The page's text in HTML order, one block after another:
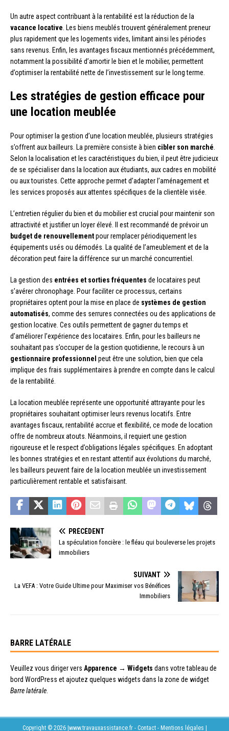
Un autre aspect contribuant à la rentabilité est la réduction de la
vacance locative . Les biens meublés trouvent généralement preneur
plus rapidement que les logements vides, limitant ainsi les périodes
sans revenus. Enfin, les avantages fiscaux mentionnés précédemment,
notamment la possibilité d’amortir le bien et le mobilier, permettent
d’optimiser la rentabilité nette de l’investissement sur le long terme.
Les stratégies de gestion efficace pour
une location meublée
Pour optimiser la gestion d’une location meublée, plusieurs stratégies
s’offrent aux bailleurs. La première consiste à bien cibler son marché
Selon la localisation et les caractéristiques du bien, il peut être judicieux
de se spécialiser dans la location aux étudiants, aux cadres en mobilité
ou aux touristes. Cette approche permet d’adapter l’aménagement et
les services proposés aux attentes spécifiques de la clientèle visée.
L’entretien régulier du bien et du mobilier est crucial pour maintenir son
attractivité et justifier un loyer élevé. Il est recommandé de prévoir un
budget de renouvellementpour remplacer périodiquement les
équipements usés ou démodés. La qualité de l’ameublement et de la
décoration peut faire la différence sur un marché concurrentiel.
La gestion des entrées et sorties fréquentes de locataires peut
s’avérer chronophage. Pour faciliter ce processus, certains
propriétaires optent pour la mise en place de systèmes de gestion
automatisés, comme des serrures connectées ou des applications de
gestion locative. Ces outils permettent de gagner du temps et
d’améliorer l’expérience des locataires. Enfin, pour les bailleurs ne
souhaitant pas s’occuper de la gestion quotidienne, le recours à un
gestionnaire professionnel peut être une solution, bien que cela
implique des frais supplémentaires à prendre en compte dans le calcul
de la rentabilité.
La location meublée représente une opportunité attrayante pour les
propriétaires souhaitant optimiser leurs revenus locatifs. Entre
avantages fiscaux, rentabilité accrue et flexibilité, ce mode de location
offre de nombreux atouts. Néanmoins, il requiert une gestion
rigoureuse et le respect d’obligations légales spécifiques. En adoptant
les bonnes stratégies et en restant attentif aux évolutions du marché,
les bailleurs peuvent faire de la location meublée un investissement
particulièrement rentable et satisfaisant.
PRÉCÉDENT
La spéculation foncière : le fléau qui bouleverse les projets
immobiliers
SUIVANT
La VEFA : Votre Guide Ultime pour Maximiser vos Bénéfices
Immobiliers
BARRE LATÉRALE
Veuillez vous diriger vers Apparence → Widgets dans votre tableau de
bord WordPress et ajoutez quelques widgets dans la zone de widget
Barre latérale
Copyright © 2026 |www.travauxassistance.fr - Contact - Mentions légales